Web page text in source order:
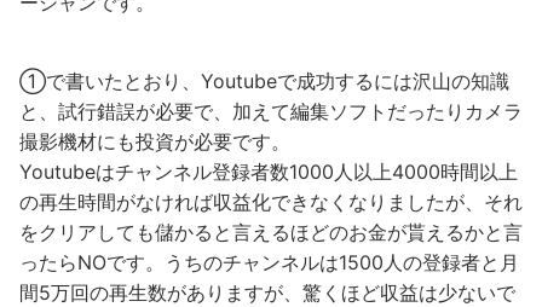
①で書いたとおり、Youtubeで成功するには沢山の知識
と、試行錯誤が必要で、加えて編集ソフトだったりカメラ
撮影機材にも投資が必要です。
Youtubeはチャンネル登録者数1000人以上4000時間以上
の再生時間がなければ収益化できなくなりましたが、それ
をクリアしても儲かると言えるほどのお金が貰えるかと言
ったらNOです。うちのチャンネルは1500人の登録者と月
間5万回の再生数がありますが、驚くほど収益は少ないで